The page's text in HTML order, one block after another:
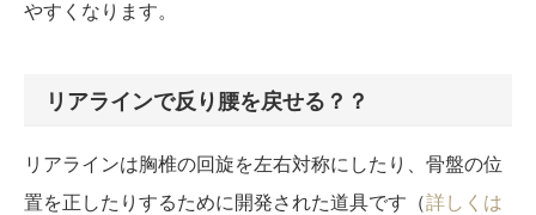
やすくなります。
リアラインで反り腰を戻せる？？
リアラインは胸椎の回旋を左右対称にしたり、骨盤の位
置を正したりするために開発された道具です（詳しくは